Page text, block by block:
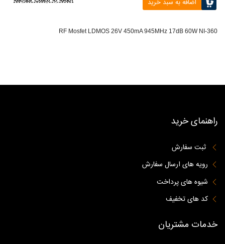
اضافه به سبد خرید
RF Mosfet LDMOS 26V 450mA 945MHz 17dB 60W NI-360
راهنمای خرید
ثبت سفارش
رویه های ارسال سفارش
شیوه های پرداخت
کد های تخفیف
خدمات مشتریان